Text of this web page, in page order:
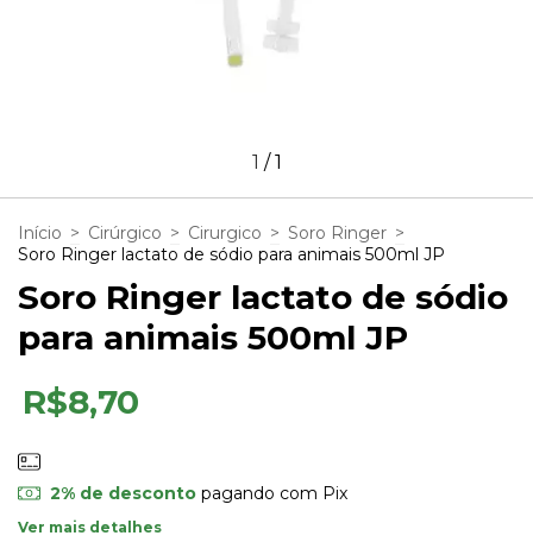
1 /1
Início > Cirúrgico > Cirurgico > Soro Ringer >
Soro Ringer lactato de sódio para animais 500ml JP
Soro Ringer lactato de sódio
para animais 500ml JP
R$8,70
2% de descontopagando com Pix
Ver mais detalhes